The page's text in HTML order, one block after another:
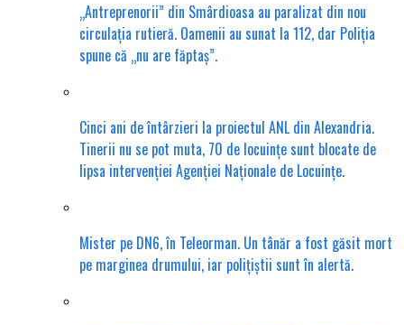
„Antreprenorii” din Smârdioasa au paralizat din nou
circulația rutieră. Oamenii au sunat la 112, dar Poliția
spune că „nu are făptaș”.
Cinci ani de întârzieri la proiectul ANL din Alexandria.
Tinerii nu se pot muta, 70 de locuințe sunt blocate de
lipsa intervenției Agenției Naționale de Locuințe.
Mister pe DN6, în Teleorman. Un tânăr a fost găsit mort
pe marginea drumului, iar polițiștii sunt în alertă.